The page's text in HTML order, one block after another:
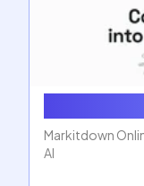
Markitdown
AI